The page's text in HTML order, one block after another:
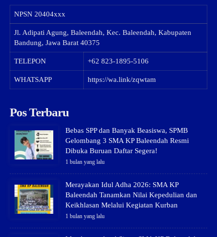
NPSN 20404xxx
Jl. Adipati Agung, Baleendah, Kec. Baleendah, Kabupaten
Bandung, Jawa Barat 40375
TELEPON +62 823-1895-5106
WHATSAPP https://wa.link/zqwtam
Pos Terbaru
Bebas SPP dan Banyak Beasiswa, SPMB
Gelombang 3 SMA KP Baleendah Resmi
Dibuka Buruan Daftar Segera!
1 bulan yang lalu
Merayakan Idul Adha 2026: SMA KP
Baleendah Tanamkan Nilai Kepedulian dan
Keikhlasan Melalui Kegiatan Kurban
1 bulan yang lalu